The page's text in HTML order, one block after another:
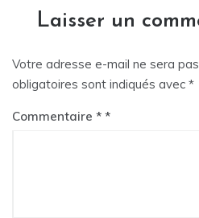
Laisser un
Votre adresse e-mail ne sera
obligatoires sont indiqués avec *
Commentaire *